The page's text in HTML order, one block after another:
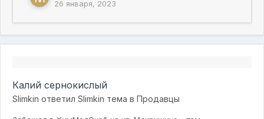
26 января, 2023
Калий сернокислый
Slimkin ответил Slimkin тема в Продавцы